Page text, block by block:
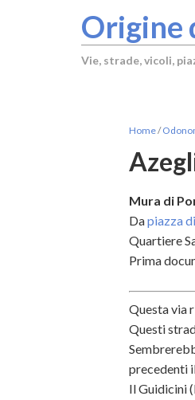
Origine
Vie, strade, vicoli,
Home/
Mura di
Dapiazza
Quartiere
Prima
Questa via
Questi
precedenti
Il Guidicini